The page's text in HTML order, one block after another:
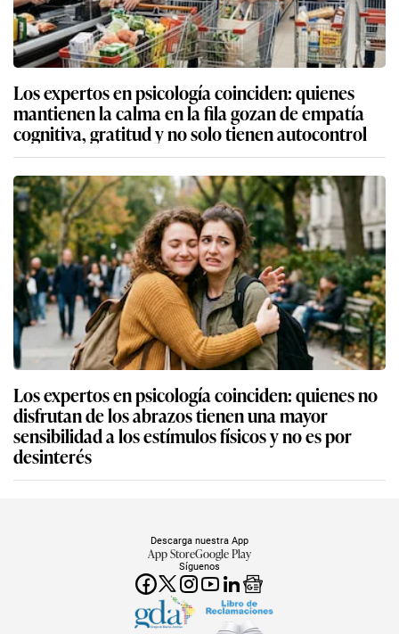
Los expertos en psicología coinciden: quienes
mantienen la calma en la fila gozan de empatía
cognitiva, gratitud y no solo tienen autocontrol
Los expertos en psicología coinciden: quienes no
disfrutan de los abrazos tienen una mayor
sensibilidad a los estímulos físicos y no es por
desinterés
Síguenos
Descarga nuestra App
App StoreGoogle Play